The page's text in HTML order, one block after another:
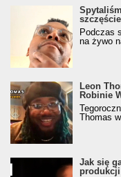
Podczas
na żywo
Leon
Robinie
Thomas
Jak się